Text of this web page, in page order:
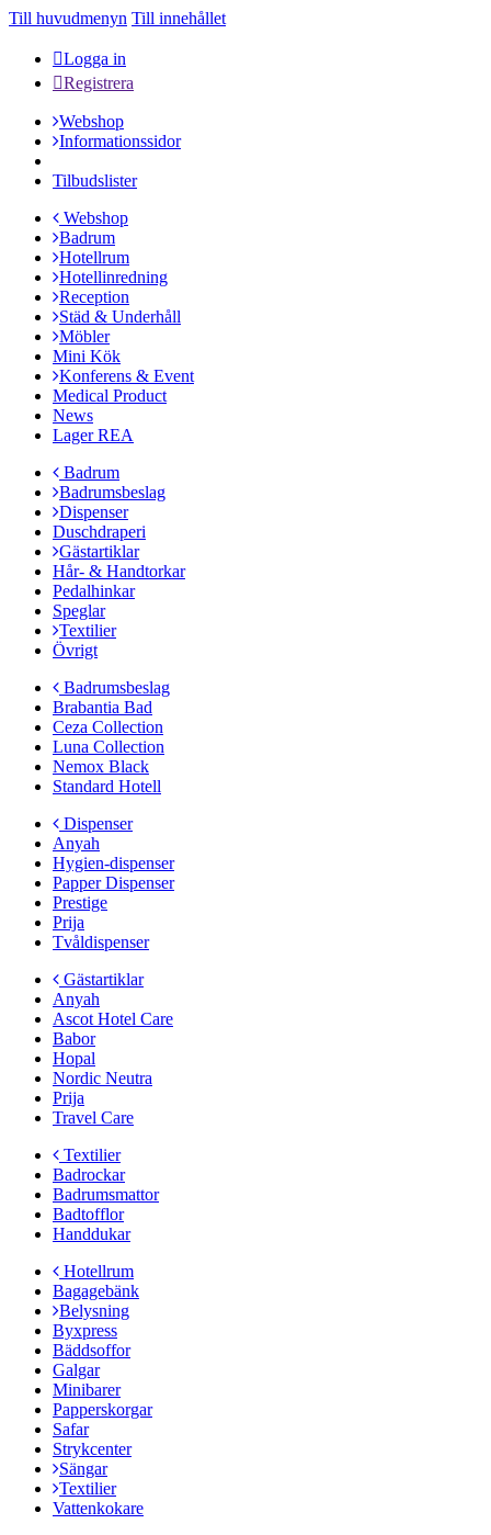
Till huvudmenyn Till innehållet
Logga in
Registrera
Webshop
Informationssidor
Tilbudslister
Webshop
Badrum
Hotellrum
Hotellinredning
Reception
Städ & Underhåll
Möbler
Mini Kök
Konferens & Event
Medical Product
News
Lager REA
Badrum
Badrumsbeslag
Dispenser
Duschdraperi
Gästartiklar
Hår- & Handtorkar
Pedalhinkar
Speglar
Textilier
Övrigt
Badrumsbeslag
Brabantia Bad
Ceza Collection
Luna Collection
Nemox Black
Standard Hotell
Dispenser
Anyah
Hygien-dispenser
Papper Dispenser
Prestige
Prija
Tvåldispenser
Gästartiklar
Anyah
Ascot Hotel Care
Babor
Hopal
Nordic Neutra
Prija
Travel Care
Textilier
Badrockar
Badrumsmattor
Badtofflor
Handdukar
Hotellrum
Bagagebänk
Belysning
Byxpress
Bäddsoffor
Galgar
Minibarer
Papperskorgar
Safar
Strykcenter
Sängar
Textilier
Vattenkokare